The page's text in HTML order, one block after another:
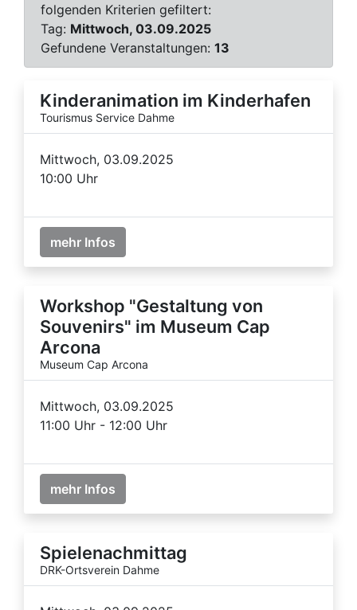
folgenden Kriterien gefiltert:
Tag: Mittwoch, 03.09.2025
Gefundene Veranstaltungen: 13
Kinderanimation im Kinderhafen
Tourismus Service Dahme
Mittwoch, 03.09.2025
10:00 Uhr
mehr Infos
Workshop "Gestaltung von
Souvenirs" im Museum Cap
Arcona
Museum Cap Arcona
Mittwoch, 03.09.2025
11:00 Uhr - 12:00 Uhr
mehr Infos
Spielenachmittag
DRK-Ortsverein Dahme